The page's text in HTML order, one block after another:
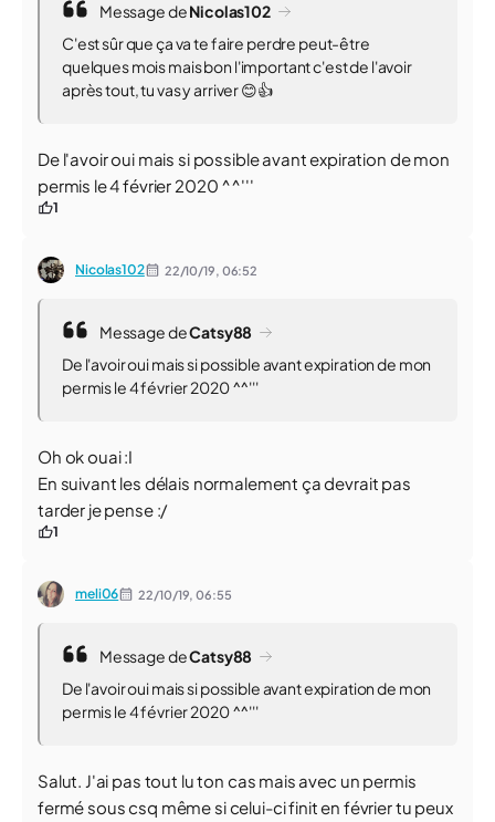
Message deNicolas102
C'est sûr que ça va te faire perdre peut-être
quelques mois mais bon l'important c'est de l'avoir
après tout, tu vas y arriver 😊👍
De l'avoir oui mais si possible avant expiration de mon
permis le 4 février 2020 ^^'''
1
Nicolas102 22/10/19, 06:52
Message deCatsy88
De l'avoir oui mais si possible avant expiration de mon
permis le 4 février 2020 ^^'''
Oh ok ouai :I
En suivant les délais normalement ça devrait pas
tarder je pense :/
1
meli06 22/10/19,06:55
Message deCatsy88
De l'avoir oui mais si possible avant expiration de mon
permis le 4 février 2020 ^^'''
Salut. J'ai pas tout lu ton cas mais avec un permis
fermé sous csq même si celui-ci finit en février tu peux